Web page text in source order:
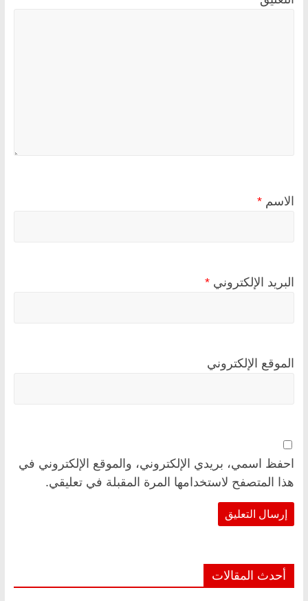
الاسم *
البريد الإلكتروني *
الموقع الإلكتروني
احفظ اسمي، بريدي الإلكتروني، والموقع الإلكتروني في
هذا المتصفح لاستخدامها المرة المقبلة في تعليقي.
أحدث المقالات